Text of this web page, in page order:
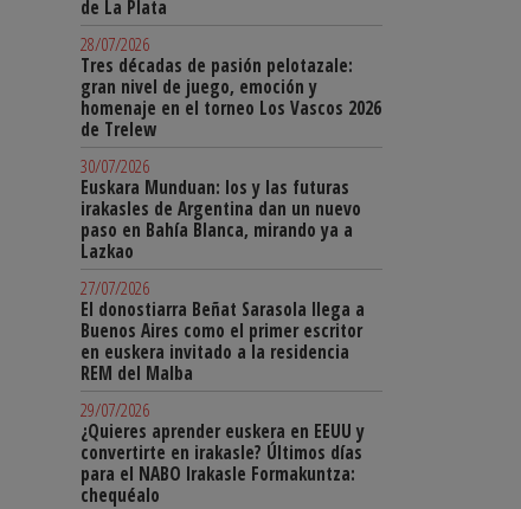
de La Plata
28/07/2026
Tres décadas de pasión pelotazale:
gran nivel de juego, emoción y
homenaje en el torneo Los Vascos 2026
de Trelew
30/07/2026
Euskara Munduan: los y las futuras
irakasles de Argentina dan un nuevo
paso en Bahía Blanca, mirando ya a
Lazkao
27/07/2026
El donostiarra Beñat Sarasola llega a
Buenos Aires como el primer escritor
en euskera invitado a la residencia
REM del Malba
29/07/2026
¿Quieres aprender euskera en EEUU y
convertirte en irakasle? Últimos días
para el NABO Irakasle Formakuntza:
chequéalo